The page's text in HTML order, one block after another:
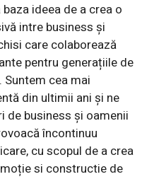
ideea de a crea o
intre business și
care colaborează
pentru generațiile de
cea mai
din ultimii ani și ne
de business și oamenii
încontinuu
cu scopul de a crea
si constructie de